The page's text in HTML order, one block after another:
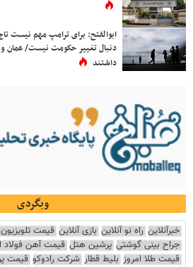
ابوالفتح: برای ترامپ مهم نیست
دنبال تغییر حکومت نیست/ عمان
داشتند
وبگردی
خبرآنلاین راه نو آنلاین بازی آنلاین قیمت
جراح بینی گوشتی پرشین هتل قیمت آهن فولاد
قیمت طلا امروز بلیط قطار شرکت رادوکو قیمت